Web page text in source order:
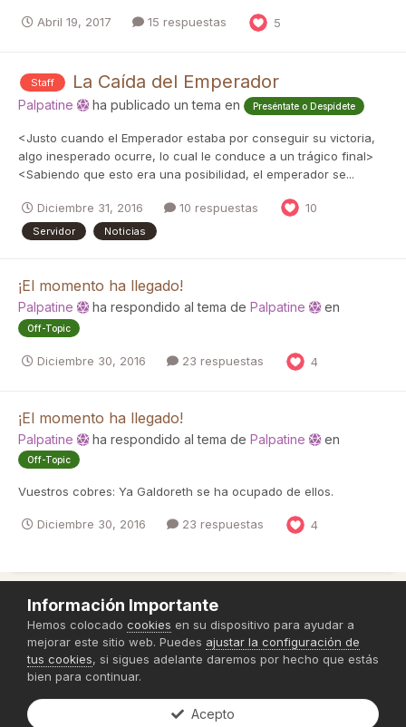
Abril 19, 2017 15 respuestas 5
Staff La Caída del Emperador
Palpatine ha publicado un tema en Preséntate o Despídete
<Justo cuando el Emperador estaba por conseguir su victoria,
algo inesperado ocurre, lo cual le conduce a un trágico final>
<Sabiendo que esto era una posibilidad, el emperador se...
Diciembre 31, 2016 10 respuestas 10
Servidor Noticias
¡El momento ha llegado!
Palpatine ha respondido al tema de Palpatine en
Off-Topic
Diciembre 30, 2016 23 respuestas 4
¡El momento ha llegado!
Palpatine ha respondido al tema de Palpatine en
Off-Topic
Vuestros cobres: Ya Galdoreth se ha ocupado de ellos.
Diciembre 30, 2016 23 respuestas 4
Política de Privacidad
Powered by Invision Community
Información Importante
Hemos colocado cookies en su dispositivo para ayudar a
mejorar este sitio web. Puedes ajustar la configuración de
tus cookies, si sigues adelante daremos por hecho que estás
bien para continuar.
Acepto